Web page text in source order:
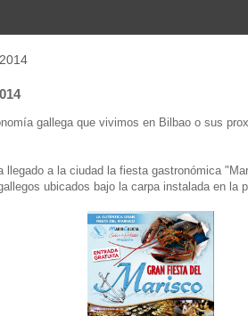
gallega que vivimos en Bilbao o sus
llegado a la ciudad la fiesta gastronómica
ubicados bajo la carpa instalada en la